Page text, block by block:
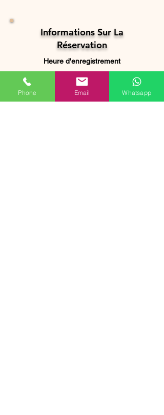
​Informations Sur La
Réservation
Heure d'enregistrement
/ 00:00
Phone Email Whatsapp